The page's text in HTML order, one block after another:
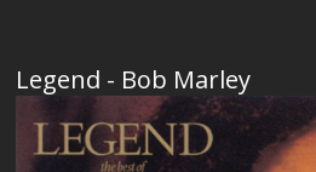
Legend - Bob Marley